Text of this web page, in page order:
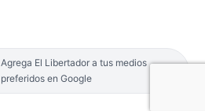
Agrega El Libertador a tus medios
preferidos en Google